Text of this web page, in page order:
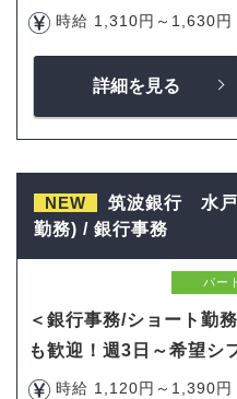
時給 1,310円～1,630円
詳細を見る
NEW
筑波銀行 水戸
勤務) / 銀行事務
パー
＜銀行事務/ショート勤
も歓迎！週3日～希望シ
時給 1,120円～1,390円